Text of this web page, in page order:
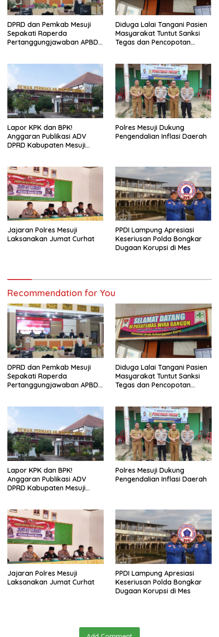
DPRD dan Pemkab Mesuji
Sepakati Raperda
Pertanggungjawaban APBD
Diduga Lalai Tangani Pasien
Masyarakat Tuntut Sanksi
Tegas dan Pencopotan
Lapor KPK dan BPK!
Anggaran Publikasi ADV
DPRD Kabupaten Mesuji
Polres Mesuji Dukung
Pengendalian Inflasi Daerah
Jajaran Polres Mesuji
Laksanakan Jumat Curhat
PPDI Lampung Apresiasi
Keseriusan Polda Bongkar
Dugaan Korupsi di Mes
Recommendation for You
DPRD dan Pemkab Mesuji
Sepakati Raperda
Pertanggungjawaban APBD
Diduga Lalai Tangani Pasien
Masyarakat Tuntut Sanksi
Tegas dan Pencopotan
Lapor KPK dan BPK!
Anggaran Publikasi ADV
DPRD Kabupaten Mesuji
Polres Mesuji Dukung
Pengendalian Inflasi Daerah
Jajaran Polres Mesuji
Laksanakan Jumat Curhat
PPDI Lampung Apresiasi
Keseriusan Polda Bongkar
Dugaan Korupsi di Mes